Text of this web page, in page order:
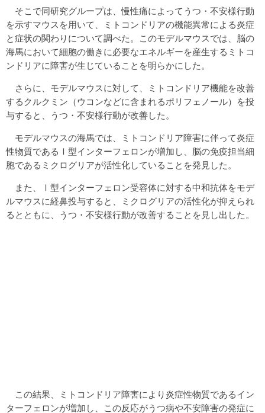
そこで同研究グループは、慢性痛によってうつ・不安様行動
を示すマウスを用いて、ミトコンドリアの機能異常による炎症
と症状の関わりについて調べた。このモデルマウスでは、脳の
海馬において細胞の働きに必要なエネルギーを産生するミトコ
ンドリアに障害が生じていることを明らかにした。
さらに、モデルマウスに対して、ミトコンドリア機能を改善
するクルクミン（ウコンなどに含まれるポリフェノール）を投
与すると、うつ・不安様行動が改善した。
モデルマウスの海馬では、ミトコンドリア障害に伴って炎症
性物質であるⅠ型インターフェロンが増加し、脳の免疫担当細
胞であるミクログリアが活性化していることを発見した。
また、Ⅰ型インターフェロン受容体に対する中和抗体をモデ
ルマウスに経鼻投与すると、ミクログリアの活性化が抑えられ
るとともに、うつ・不安様行動が改善することを見し出した。
この結果、ミトコンドリア障害により炎症性物質であるイン
ターフェロンが増加し、この反応がうつ病や不安障害の発症に